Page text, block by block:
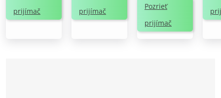
prijímač
prijímač
Pozrieť
prijímač